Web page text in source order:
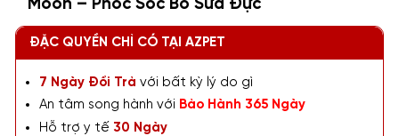
Moon – Phốc Sóc Bò Sữa Đực
ĐẶC QUYỀN CHỈ CÓ TẠI AZPET
7 Ngày Đổi Trả với bất kỳ lý do gì
An tâm song hành với Bảo Hành 365 Ngày
Hỗ trợ y tế 30 Ngày